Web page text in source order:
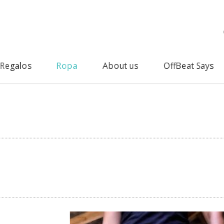
Regalos Ropa About us OffBeat Says